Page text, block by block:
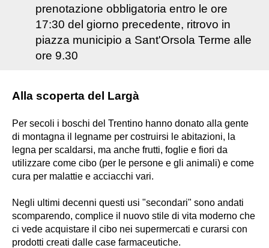
prenotazione obbligatoria entro le ore
17:30 del giorno precedente, ritrovo in
piazza municipio a Sant'Orsola Terme alle
ore 9.30
Alla scoperta del Largà
Per secoli i boschi del Trentino hanno donato alla gente
di montagna il legname per costruirsi le abitazioni, la
legna per scaldarsi, ma anche frutti, foglie e fiori da
utilizzare come cibo (per le persone e gli animali) e come
cura per malattie e acciacchi vari.
Negli ultimi decenni questi usi "secondari" sono andati
scomparendo, complice il nuovo stile di vita moderno che
ci vede acquistare il cibo nei supermercati e curarsi con
prodotti creati dalle case farmaceutiche.